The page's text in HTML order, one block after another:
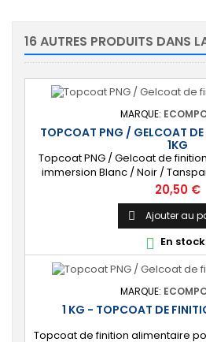
16 AUTRES PRODUITS DANS
MARQUE:
TOPCOAT PNG / GELCOAT DE
1KG
Topcoat PNG / Gelcoat de
immersion Blanc / Noir /
Livré avecPrix
20,50 €
 Ajouter au
 En stock
MARQUE:
1 KG - TOPCOAT DE
Topcoat de finition alimentaire